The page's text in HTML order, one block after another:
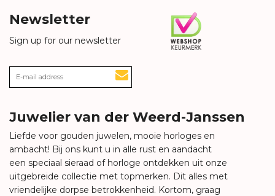
Newsletter
Sign up for our newsletter
Juwelier van der Weerd-Janssen
Liefde voor gouden juwelen, mooie horloges en
ambacht! Bij ons kunt u in alle rust en aandacht
een speciaal sieraad of horloge ontdekken uit onze
uitgebreide collectie met topmerken. Dit alles met
vriendelijke dorpse betrokkenheid. Kortom, graag